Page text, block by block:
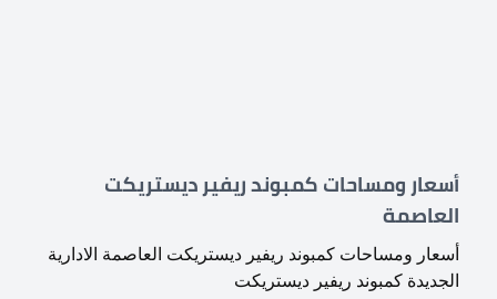
أسعار ومساحات كمبوند ريفير ديستريكت
العاصمة
أسعار ومساحات كمبوند ريفير ديستريكت العاصمة الادارية
الجديدة كمبوند ريفير ديستريكت